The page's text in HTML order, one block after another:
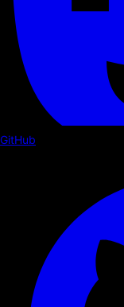
GitHub